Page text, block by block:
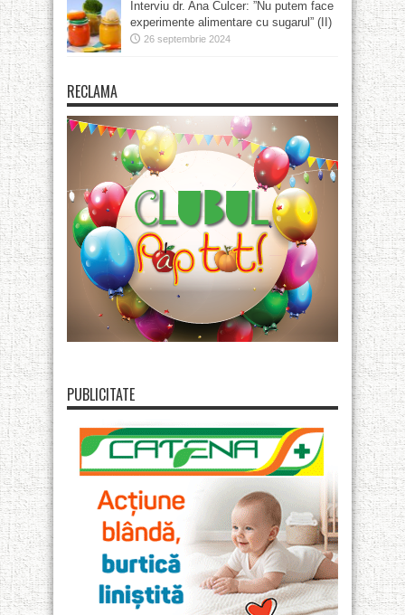
Interviu dr. Ana Culcer: ”Nu putem face
experimente alimentare cu sugarul” (II)
26 septembrie 2024
RECLAMA
PUBLICITATE